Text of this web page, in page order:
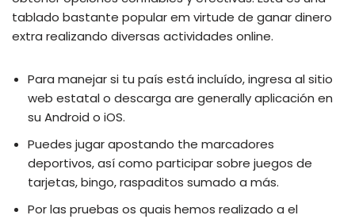
tablado bastante popular em virtude de ganar dinero
extra realizando diversas actividades online.
Para manejar si tu país está incluído, ingresa al sitio
web estatal o descarga are generally aplicación en
su Android o iOS.
Puedes jugar apostando the marcadores
deportivos, así como participar sobre juegos de
tarjetas, bingo, raspaditos sumado a más.
Por las pruebas os quais hemos realizado a el